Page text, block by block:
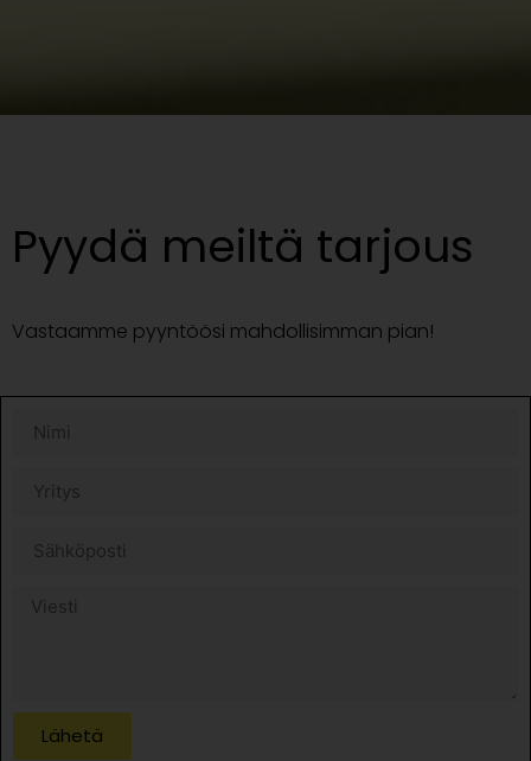
Pyydä meiltä tarjous
Vastaamme pyyntöösi mahdollisimman pian!
Lähetä